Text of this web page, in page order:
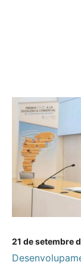
21 de setembre